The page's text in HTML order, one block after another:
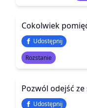
Udostępnij
Rozstanie
Udostępnij